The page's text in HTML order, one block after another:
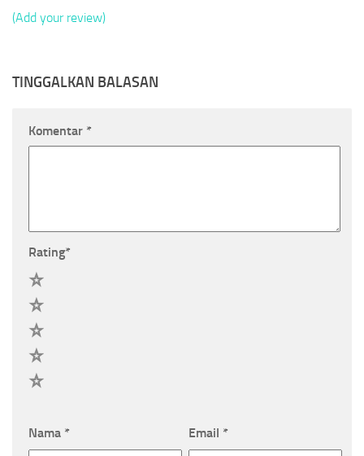
(Add your review)
TINGGALKAN BALASAN
Komentar *
Rating*
Nama * Email *